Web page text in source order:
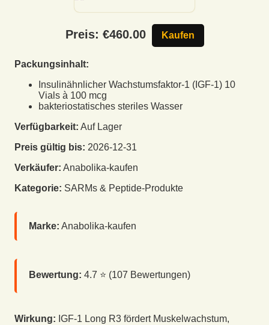
Preis: €460.00 Kaufen
Packungsinhalt:
Insulinähnlicher Wachstumsfaktor-1 (IGF-1) 10
Vials à 100 mcg
bakteriostatisches steriles Wasser
Verfügbarkeit: Auf Lager
Preis gültig bis: 2026-12-31
Verkäufer: Anabolika-kaufen
Kategorie: SARMs & Peptide-Produkte
Marke: Anabolika-kaufen
Bewertung: 4.7 ⭐ (107 Bewertungen)
Wirkung: IGF-1 Long R3 fördert Muskelwachstum,